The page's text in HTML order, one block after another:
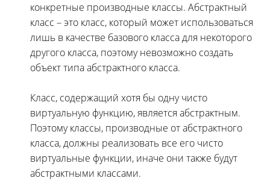
конкретные производные классы. Абстрактный
класс – это класс, который может использоваться
лишь в качестве базового класса для некоторого
другого класса, поэтому невозможно создать
объект типа абстрактного класса.
Класс, содержащий хотя бы одну чисто
виртуальную функцию, является абстрактным.
Поэтому классы, производные от абстрактного
класса, должны реализовать все его чисто
виртуальные функции, иначе они также будут
абстрактными классами.